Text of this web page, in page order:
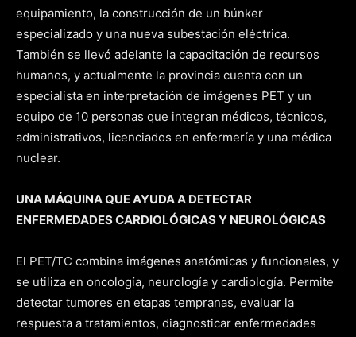
equipamiento, la construcción de un búnker
especializado y una nueva subestación eléctrica.
También se llevó adelante la capacitación de recursos
humanos, y actualmente la provincia cuenta con un
especialista en interpretación de imágenes PET y un
equipo de 10 personas que integran médicos, técnicos,
administrativos, licenciados en enfermería y una médica
nuclear.
UNA MÁQUINA QUE AYUDA A DETECTAR
ENFERMEDADES CARDIOLÓGICAS Y NEUROLÓGICAS
El PET/TC combina imágenes anatómicas y funcionales, y
se utiliza en oncología, neurología y cardiología. Permite
detectar tumores en etapas tempranas, evaluar la
respuesta a tratamientos, diagnosticar enfermedades